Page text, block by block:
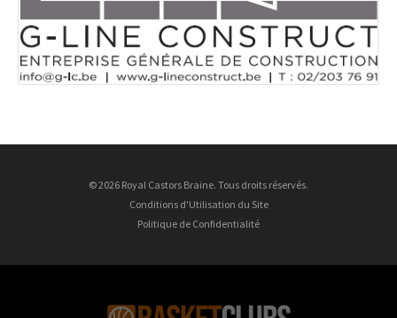
© 2026 Royal Castors Braine. Tous droits réservés.
Conditions d'Utilisation du Site
Politique de Confidentialité